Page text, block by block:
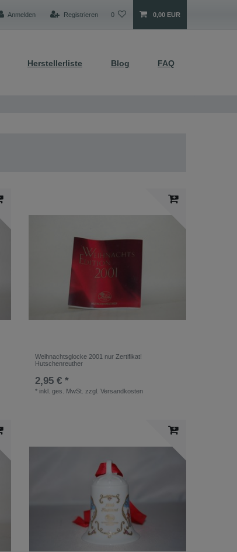
Anmelden Registrieren 0 0,00 EUR
Herstellerliste Blog FAQ
Weihnachtsglocke 2001 nur Zertifikat!
Hutschenreuther
2,95 € *
* inkl. ges. MwSt. zzgl.Versandkosten